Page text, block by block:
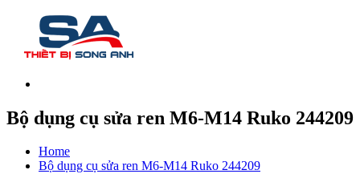
Bộ dụng cụ sửa ren M6-M14 Ruko 244209
Home
Bộ dụng cụ sửa ren M6-M14 Ruko 244209